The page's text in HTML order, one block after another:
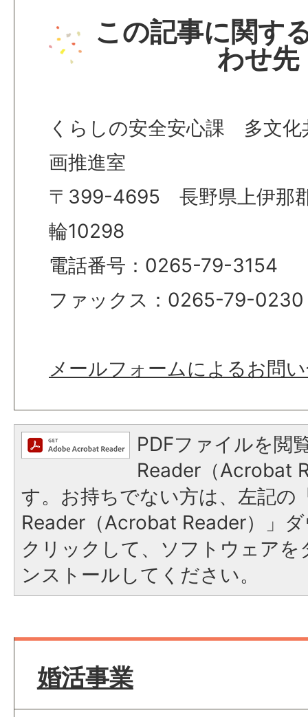
この記事に関す
わせ先
くらしの安全安心課 多文化
画推進室
〒399-4695 長野県上伊那
輪10298
電話番号：0265-79-3154
ファックス：0265-79-0230
メールフォームによるお問
PDFファイルを閲
Reader（Acrobat
す。お持ちでない方は、左記の
Reader（Acrobat Reader）」
クリックして、ソフトウェア
ンストールしてください。
婚活事業